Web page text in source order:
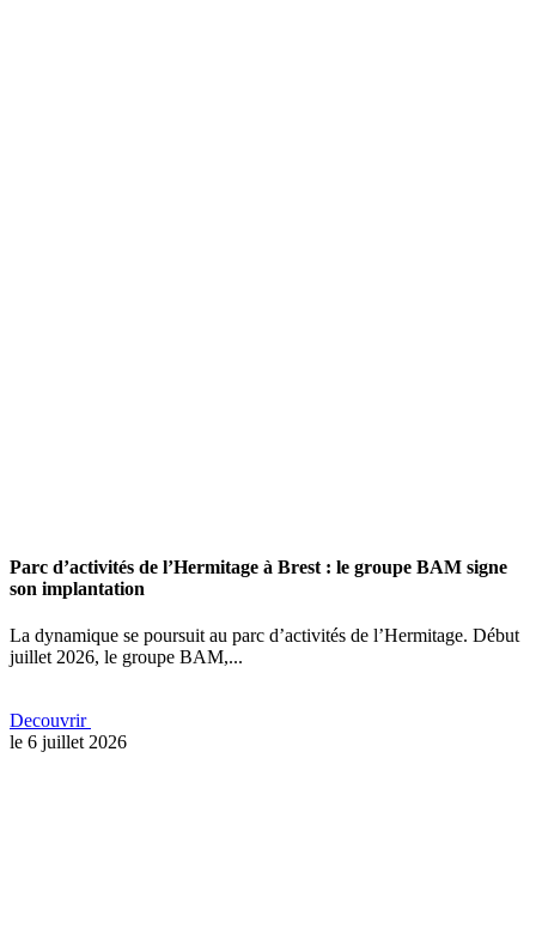
Parc d’activités de l’Hermitage à Brest : le groupe BAM signe
son implantation
La dynamique se poursuit au parc d’activités de l’Hermitage. Début
juillet 2026, le groupe BAM,...
Decouvrir
le 6 juillet 2026